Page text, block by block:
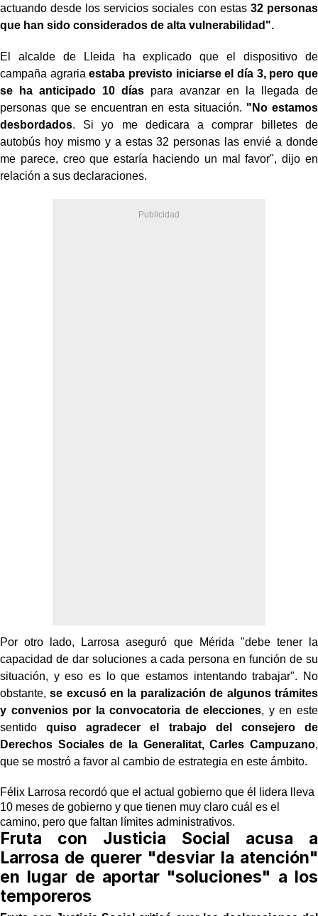
actuando desde los servicios sociales con estas 32 personas
que han sido considerados de alta vulnerabilidad".
El alcalde de Lleida ha explicado que el dispositivo de
campaña agrariaestaba previsto iniciarse el día 3, pero que
se ha anticipado 10 díaspara avanzar en la llegada de
personas que se encuentran en esta situación. "No estamos
desbordados. Si yo me dedicara a comprar billetes de
autobús hoy mismo y a estas 32 personas las envié a donde
me parece, creo que estaría haciendo un mal favor", dijo en
relación a sus declaraciones.
Por otro lado, Larrosa aseguró que Mérida "debe tener la
capacidad de dar soluciones a cada persona en función de su
situación, y eso es lo que estamos intentando trabajar". No
obstante, se excusó en la paralización de algunos trámites
y convenios por la convocatoria de elecciones, y en este
sentidoquiso agradecer el trabajo del consejero de
Derechos Sociales de la Generalitat, Carles Campuzano,
que se mostró a favor al cambio de estrategia en este ámbito.
Félix Larrosa recordó que el actual gobierno que él lidera lleva
10 meses de gobierno y que tienen muy claro cuál es el
camino, pero que faltan límites administrativos.
Fruta con Justicia Social acusa a
Larrosa de querer "desviar la atención"
en lugar de aportar "soluciones" a los
temporeros